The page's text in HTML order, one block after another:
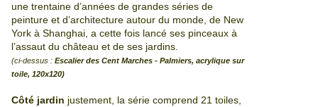
une trentaine d’années de grandes séries de
peinture et d’architecture autour du monde, de New
York à Shanghai, a cette fois lancé ses pinceaux à
l’assaut du château et de ses jardins.
(ci-dessus : Escalier des Cent Marches - Palmiers, acrylique sur
toile, 120x120)
Côté jardin justement, la série comprend 21 toiles,